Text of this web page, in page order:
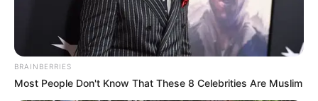
O homem que pisou numa
cascavel e não foi picado — e
ainda assim escolheu continuar
vivendo com ela.
BRAINBERRIES
Most People Don't Know That These 8 Celebrities Are Muslim